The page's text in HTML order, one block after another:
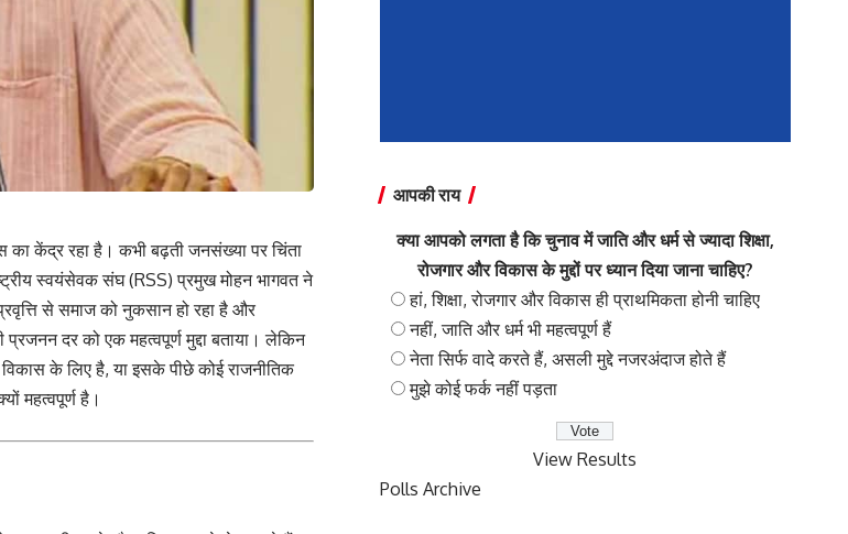
केंद्र रहा है। कभी बढ़ती जनसंख्या पर चिंता
स्वयंसेवक संघ (RSS) प्रमुख मोहन भागवत ने
से समाज को नुकसान हो रहा है और
दर को एक महत्वपूर्ण मुद्दा बताया। लेकिन
के लिए है, या इसके पीछे कोई राजनीतिक
महत्वपूर्ण है।
आपकी राय
क्या आपको लगता है कि चुनाव में जाति और धर्म से ज्यादा शिक्षा,
रोजगार और विकास के मुद्दों पर ध्यान दिया जाना चाहिए?
हां, शिक्षा, रोजगार और विकास ही प्राथमिकता होनी चाहिए
नहीं, जाति और धर्म भी महत्वपूर्ण हैं
नेता सिर्फ वादे करते हैं, असली मुद्दे नजरअंदाज होते हैं
मुझे कोई फर्क नहीं पड़ता
View Results
Polls Archive